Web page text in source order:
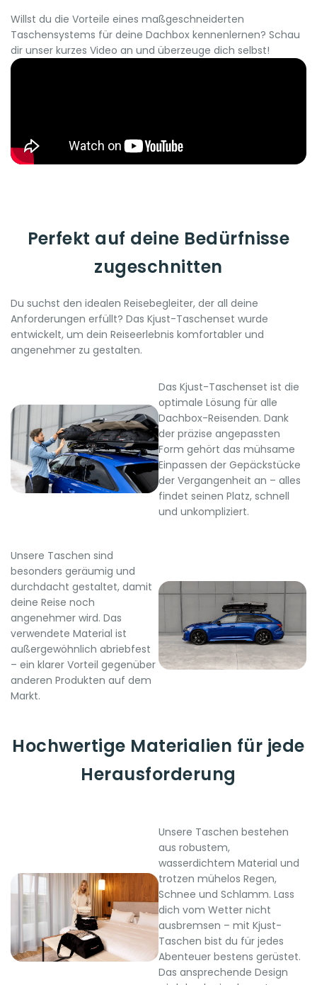
Willst du die Vorteile eines maßgeschneiderten
Taschensystems für deine Dachbox kennenlernen? Schau
dir unser kurzes Video an und überzeuge dich selbst!
Perfekt auf deine Bedürfnisse
zugeschnitten
Du suchst den idealen Reisebegleiter, der all deine
Anforderungen erfüllt? Das Kjust-Taschenset wurde
entwickelt, um dein Reiseerlebnis komfortabler und
angenehmer zu gestalten.
Das Kjust-Taschenset ist die
optimale Lösung für alle
Dachbox-Reisenden. Dank
der präzise angepassten
Form gehört das mühsame
Einpassen der Gepäckstücke
der Vergangenheit an – alles
findet seinen Platz, schnell
und unkompliziert.
Unsere Taschen sind
besonders geräumig und
durchdacht gestaltet, damit
deine Reise noch
angenehmer wird. Das
verwendete Material ist
außergewöhnlich abriebfest
– ein klarer Vorteil gegenüber
anderen Produkten auf dem
Markt.
Hochwertige Materialien für jede
Herausforderung
Unsere Taschen bestehen
aus robustem,
wasserdichtem Material und
trotzen mühelos Regen,
Schnee und Schlamm. Lass
dich vom Wetter nicht
ausbremsen – mit Kjust-
Taschen bist du für jedes
Abenteuer bestens gerüstet.
Das ansprechende Design